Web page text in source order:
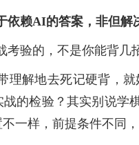
依赖AI的答案，非但解
考验的，不是你能背几
理解地去死记硬背，
的检验？其实别说学
一样，前提条件不同